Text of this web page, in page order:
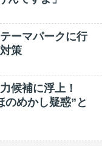
ーマパークに行
策
候補に浮上！
のめかし疑惑”と